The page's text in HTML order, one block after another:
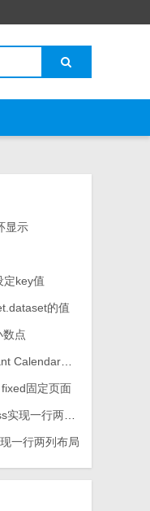
显示
定key值
的值
数点
何绑定默认日期
固定页面
一行两列布局
一行两列布局